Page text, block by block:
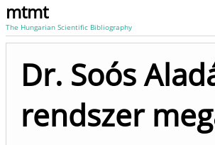
mtmt
The Hungarian Scientific Bibliography
Dr. Soós
rendszer